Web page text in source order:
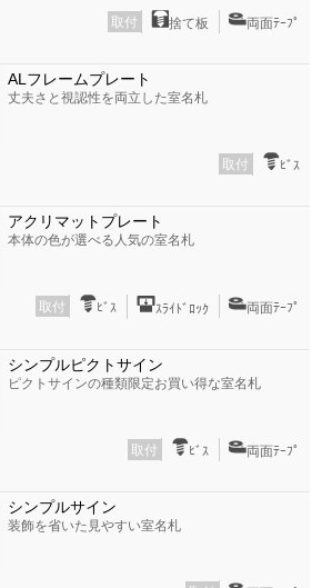
取付 捨て板 両面ﾃｰﾌﾟ
ALフレームプレート
丈夫さと視認性を両立した室名札
取付 ﾋﾞｽ
アクリマットプレート
本体の色が選べる人気の室名札
取付 ﾋﾞｽ ｽﾗｲﾄﾞﾛｯｸ 両面ﾃｰﾌﾟ
シンプルピクトサイン
ピクトサインの種類限定お買い得な室名札
取付 ﾋﾞｽ 両面ﾃｰﾌﾟ
シンプルサイン
装飾を省いた見やすい室名札